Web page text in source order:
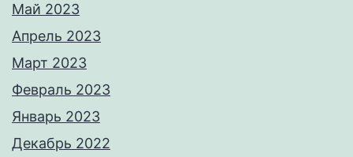
Май 2023
Апрель 2023
Март 2023
Февраль 2023
Январь 2023
Декабрь 2022